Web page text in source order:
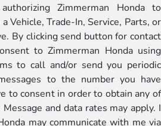
Zimmerman Honda to
Vehicle, Trade-In, Service, Parts, or
By clicking send button for contact
to Zimmerman Honda using
to call and/or send you periodic
to the number you have
to consent in order to obtain any of
and data rates may apply. I
may communicate with me via